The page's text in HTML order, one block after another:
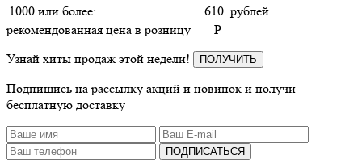
1000 или более:
610. рублей
рекомендованная цена в розницу
P
Узнай хиты продаж этой недели!
ПОЛУЧИТЬ
Подпишись на рассылку акций и новинок и получи
бесплатную доставку
ПОДПИСАТЬСЯ